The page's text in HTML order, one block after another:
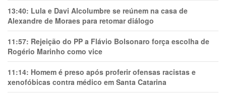
13:40: Lula e Davi Alcolumbre se reúnem na casa de
Alexandre de Moraes para retomar diálogo
11:57: Rejeição do PP a Flávio Bolsonaro força escolha de
Rogério Marinho como vice
11:14: Homem é preso após proferir ofensas racistas e
xenofóbicas contra médico em Santa Catarina